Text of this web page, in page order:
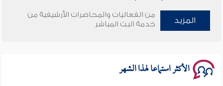
وأمنهم من خوف 9
المزيد
من الفعاليات والمحاضرات الأرشيفية من
خدمة البث المباشر
الأكثر استماعا لهذا الشهر